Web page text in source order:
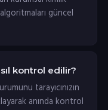
güncel
kontrol edilir?
tarayıcınızın
anında kontrol